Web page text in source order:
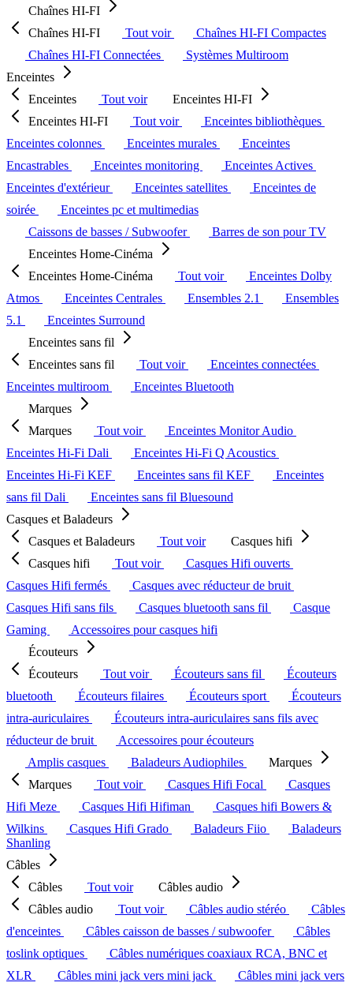
Chaînes HI-FI
Chaînes HI-FI
Tout voir
Chaînes HI-FI Compactes
Chaînes HI-FI Connectées
Systèmes Multiroom
Enceintes
Enceintes
Tout voir
Enceintes HI-FI
Enceintes HI-FI
Tout voir
Enceintes bibliothèques
Enceintes colonnes
Enceintes murales
Enceintes
Encastrables
Enceintes monitoring
Enceintes Actives
Enceintes d'extérieur
Enceintes satellites
Enceintes de
soirée
Enceintes pc et multimedias
Caissons de basses / Subwoofer
Barres de son pour TV
Enceintes Home-Cinéma
Enceintes Home-Cinéma
Tout voir
Enceintes Dolby
Atmos
Enceintes Centrales Ensembles 2.1
Ensembles
5.1
Enceintes Surround
Enceintes sans fil
Enceintes sans fil
Tout voir
Enceintes connectées
Enceintes multiroom
Enceintes Bluetooth
Marques
Marques
Tout voir
Enceintes Monitor Audio
Enceintes Hi-Fi Dali
Enceintes Hi-Fi Q Acoustics
Enceintes Hi-Fi KEF
Enceintes sans fil KEF
Enceintes
sans fil Dali
Enceintes sans fil Bluesound
Casques et Baladeurs
Casques et Baladeurs
Tout voir
Casques hifi
Casques hifi
Tout voir
Casques Hifi ouverts
Casques Hifi fermés
Casques avec réducteur de bruit
Casques Hifi sans fils
Casques bluetooth sans fil
Casque
Gaming
Accessoires pour casques hifi
Écouteurs
Écouteurs
Tout voir Écouteurs sans fil
Écouteurs
bluetooth
Écouteurs filaires Écouteurs sport
Écouteurs
intra-auriculaires
Écouteurs intra-auriculaires sans fils avec
réducteur de bruit
Accessoires pour écouteurs
Amplis casques
Baladeurs Audiophiles
Marques
Marques
Tout voir Casques Hifi Focal
Casques
Hifi Meze
Casques Hifi Hifiman
Casques hifi Bowers &
Wilkins
Casques Hifi Grado Baladeurs Fiio
Baladeurs
Shanling
Câbles
Câbles
Tout voir
Câbles audio
Câbles audio
Tout voir Câbles audio stéréo
Câbles
d'enceintes
Câbles caisson de basses / subwoofer
Câbles
toslink optiques
Câbles numériques coaxiaux RCA, BNC et
XLR
Câbles mini jack vers mini jack
Câbles mini jack vers